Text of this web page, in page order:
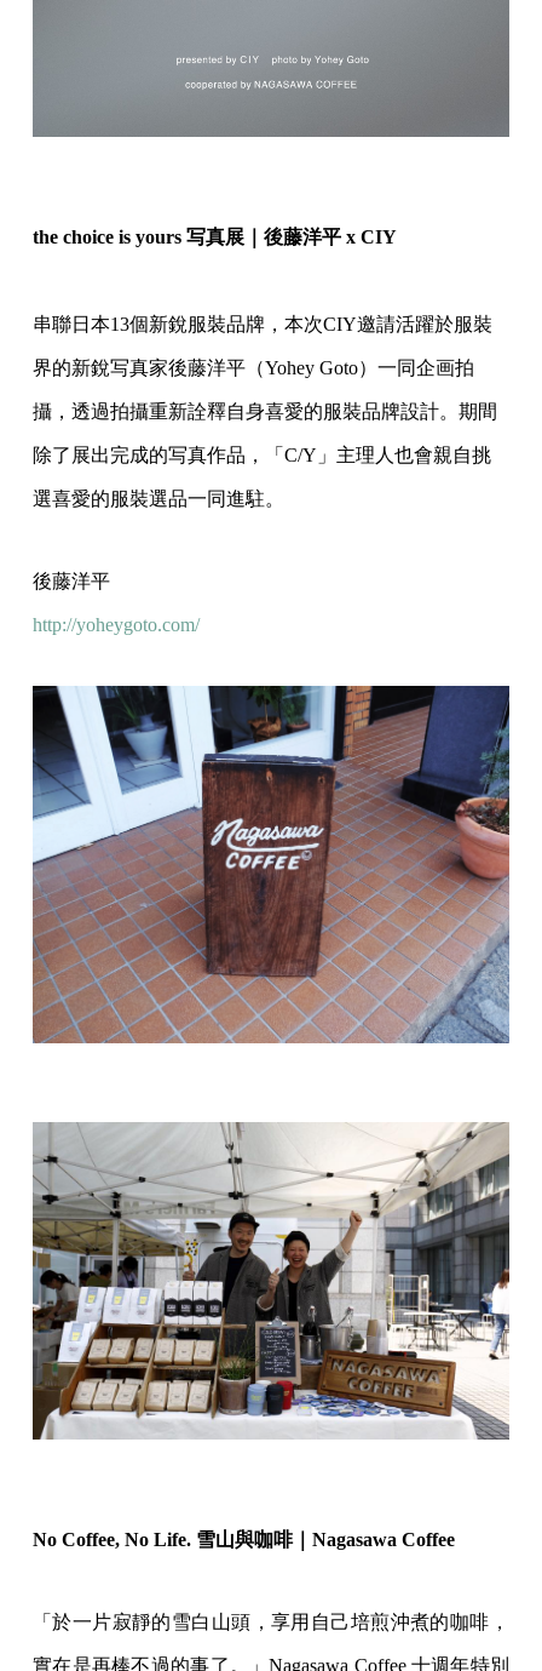
the choice is yours 写真展｜後藤洋平 x CIY
串聯日本13個新銳服裝品牌， 本次CIY邀請活躍於服裝
界的新銳写真家後藤洋平（Yohey Goto）一同企画拍
攝， 透過拍攝重新詮釋自身喜愛的服裝品牌設計。 期間
除了展出完成的写真作品，「C/Y」 主理人也會親自挑
選喜愛的服裝選品一同進駐。
後藤洋平
http://yoheygoto.com/
No Coffee, No Life. 雪山與咖啡｜Nagasawa Coffee
「於一片寂靜的雪白山頭，享用自己培煎沖煮的咖啡，
實在是再棒不過的事了。」Nagasawa Coffee 十週年特別